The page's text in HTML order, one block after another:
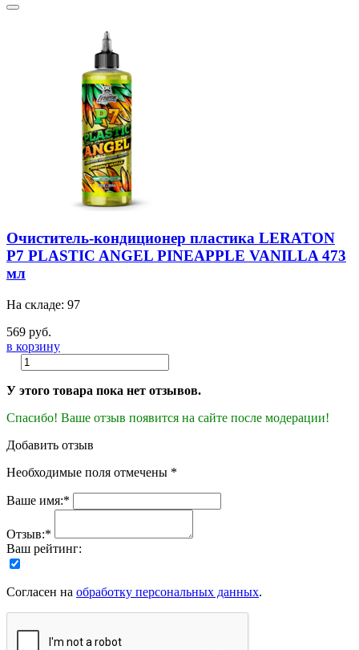
Очиститель-кондиционер пластика LERATON
P7 PLASTIC ANGEL PINEAPPLE VANILLA 473
мл
На складе: 97
569 руб.
в корзину
У этого товара пока нет отзывов.
Спасибо! Ваше отзыв появится на сайте после модерации!
Добавить отзыв
Необходимые поля отмечены *
Ваше имя:*
Отзыв:*
Ваш рейтинг:
Согласен на обработку персональных данных.